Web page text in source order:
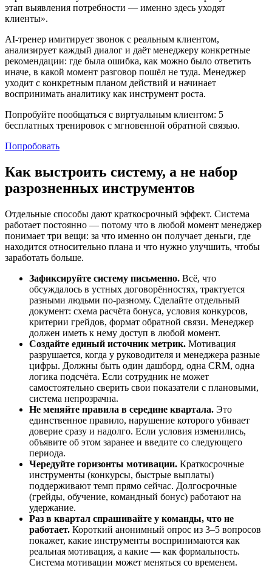
этап выявления потребности — именно здесь уходят
клиенты».
AI-тренер имитирует звонок с реальным клиентом,
анализирует каждый диалог и даёт менеджеру конкретные
рекомендации: где была ошибка, как можно было ответить
иначе, в какой момент разговор пошёл не туда. Менеджер
уходит с конкретным планом действий и начинает
воспринимать аналитику как инструмент роста.
Попробуйте пообщаться с виртуальным клиентом: 5
бесплатных тренировок с мгновенной обратной связью.
Попробовать
Как выстроить систему, а не набор
разрозненных инструментов
Отдельные способы дают краткосрочный эффект. Система
работает постоянно — потому что в любой момент менеджер
понимает три вещи: за что именно он получает деньги, где
находится относительно плана и что нужно улучшить, чтобы
заработать больше.
Зафиксируйте систему письменно. Всё, что
обсуждалось в устных договорённостях, трактуется
разными людьми по-разному. Сделайте отдельный
документ: схема расчёта бонуса, условия конкурсов,
критерии грейдов, формат обратной связи. Менеджер
должен иметь к нему доступ в любой момент.
Создайте единый источник метрик. Мотивация
разрушается, когда у руководителя и менеджера разные
цифры. Должны быть один дашборд, одна CRM, одна
логика подсчёта. Если сотрудник не может
самостоятельно сверить свои показатели с плановыми,
система непрозрачна.
Не меняйте правила в середине квартала. Это
единственное правило, нарушение которого убивает
доверие сразу и надолго. Если условия изменились,
объявите об этом заранее и введите со следующего
периода.
Чередуйте горизонты мотивации. Краткосрочные
инструменты (конкурсы, быстрые выплаты)
поддерживают темп прямо сейчас. Долгосрочные
(грейды, обучение, командный бонус) работают на
удержание.
Раз в квартал спрашивайте у команды, что не
работает. Короткий анонимный опрос из 3–5 вопросов
покажет, какие инструменты воспринимаются как
реальная мотивация, а какие — как формальность.
Система мотивации может меняться со временем.